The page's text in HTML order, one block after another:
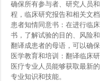
确保所有参与者、研究人员
程，临床研究报告和相关文
患者知情同意书：在进行临
书，了解试验的目的、风险
翻译成患者的母语，可以确
医学教育和培训：翻译临床
医疗专业人员能够获取最新
专业知识和技能。